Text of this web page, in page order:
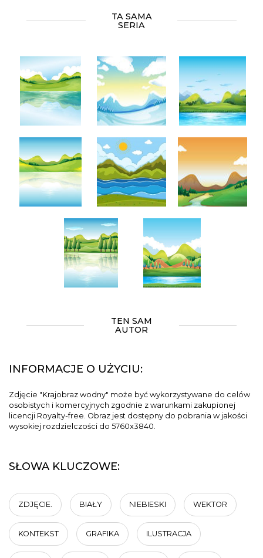
TA SAMA
SERIA
TEN SAM
AUTOR
INFORMACJE O UŻYCIU:
Zdjęcie "Krajobraz wodny" może być wykorzystywane do celów
osobistych i komercyjnych zgodnie z warunkami zakupionej
licencji Royalty-free. Obraz jest dostępny do pobrania w jakości
wysokiej rozdzielczości do 5760x3840.
SŁOWA KLUCZOWE:
ZDJĘCIE. BIAŁY NIEBIESKI WEKTOR
KONTEKST GRAFIKA ILUSTRACJA